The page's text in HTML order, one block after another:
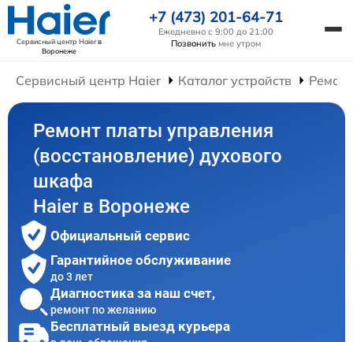
Сервисный центр Haierв
Воронеже
+7 (473) 201-64-71
Ежедневно с 9:00 до 21:00
Позвонить мне утром
Сервисный центр Haier Каталог устройств
Ремонт платы управления
(восстановление) духового
шкафа
Haier в Воронеже
Официальный сервис
Гарантийное обслуживание
до 3 лет
Диагностика за наш счет,
ремонт по желанию
Бесплатный выезд курьера